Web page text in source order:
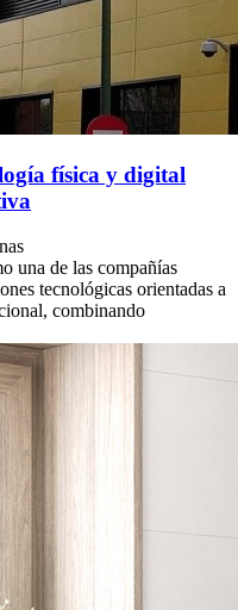
física y digital
una de las compañías
tecnológicas orientadas a
combinando